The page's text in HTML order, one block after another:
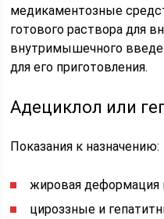
медикаментозные
готового раствора для
внутримышечного
для его приготовления.
Адециклол или
Показания к назначению:
жировая деформация
цироззные и